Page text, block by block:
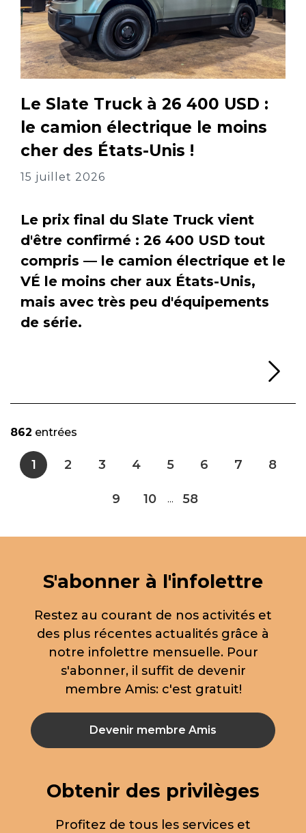
Le Slate Truck à 26 400 USD :
le camion électrique le moins
cher des États-Unis !
15 juillet 2026
Le prix final du Slate Truck vient
d'être confirmé : 26 400 USD tout
compris — le camion électrique et le
VÉ le moins cher aux États-Unis,
mais avec très peu d'équipements
de série.
862 entrées
1 2 3 4 5 6 7 8
9 10 ... 58
S'abonner à l'infolettre
Restez au courant de nos activités et
des plus récentes actualités grâce à
notre infolettre mensuelle. Pour
s'abonner, il suffit de devenir
membre Amis: c'est gratuit!
Devenir membre Amis
Obtenir des privilèges
Profitez de tous les services et